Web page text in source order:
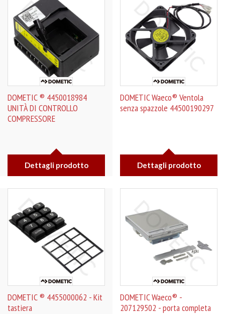
DOMETIC ® 4450018984
UNITÀ DI CONTROLLO
COMPRESSORE
Dettagli prodotto
DOMETIC Waeco® Ventola
senza spazzole 44500190297
Dettagli prodotto
DOMETIC ® 4455000062 - Kit
tastiera
DOMETIC Waeco® -
207129502 - porta completa